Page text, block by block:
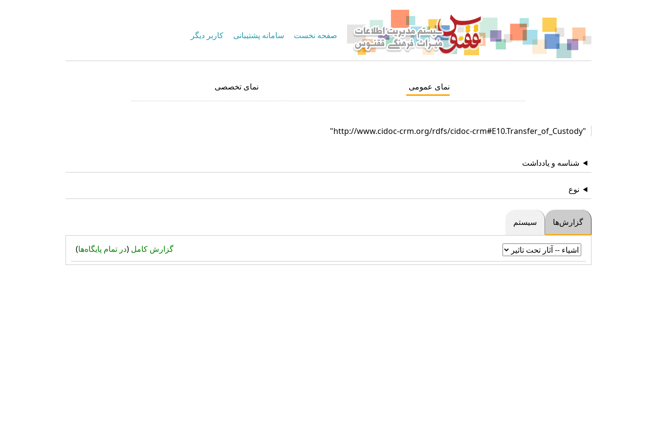
صفحه نخست سامانه پشتیبانی کاربر دیگر
نمای عمومی نمای تخصصی
"http://www.cidoc-crm.org/rdfs/cidoc-crm#E10.Transfer_of_Custody"
شناسه و یادداشت
نوع
گزارش‌ها سیستم
گزارش کامل (در تمام پایگاه‌ها)